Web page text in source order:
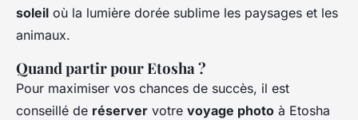
soleil où la lumière dorée sublime les paysages et les
animaux.
Quand partir pour Etosha ?
Pour maximiser vos chances de succès, il est
conseillé de réserver votre voyage photo à Etosha